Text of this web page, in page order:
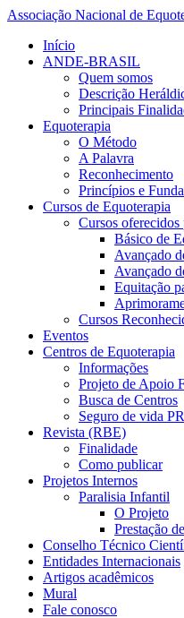
Associação Nacional de
Início
ANDE-BRASIL
Quem somos
Descrição
Principais
Equoterapia
O Método
A Palavra
Reconhecimento
Princípios e
Cursos de Equoterapia
Cursos
Básico de
Avançado
Avançado
Equitação
Cursos
Eventos
Centros de Equoterapia
Informações
Projeto de Apoio
Busca de Centros
Seguro de vida
Revista (RBE)
Finalidade
Como publicar
Projetos Internos
Paralisia Infantil
O Projeto
Prestação
Conselho Técnico
Entidades Internacionais
Artigos acadêmicos
Mural
Fale conosco